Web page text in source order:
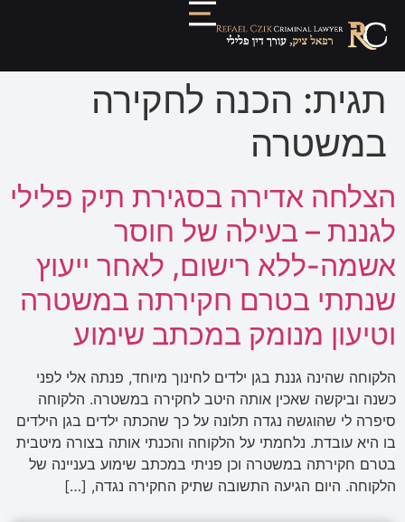
תגית: הכנה לחקירה
במשטרה
הצלחה אדירה בסגירת תיק פלילי
לגננת – בעילה של חוסר
אשמה-ללא רישום, לאחר ייעוץ
שנתתי בטרם חקירתה במשטרה
וטיעון מנומק במכתב שימוע
הלקוחה שהינה גננת בגן ילדים לחינוך מיוחד, פנתה אלי לפני
כשנה וביקשה שאכין אותה היטב לחקירה במשטרה. הלקוחה
סיפרה לי שהוגשה נגדה תלונה על כך שהכתה ילדים בגן הילדים
בו היא עובדת. נלחמתי על הלקוחה והכנתי אותה בצורה מיטבית
בטרם חקירתה במשטרה וכן פניתי במכתב שימוע בעניינה של
הלקוחה. היום הגיעה התשובה שתיק החקירה נגדה, […]